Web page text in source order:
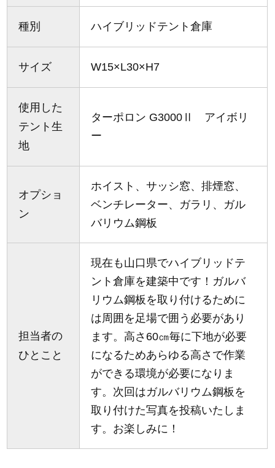
種別 ハイブリッドテント倉庫
サイズ W15×L30×H7
使用した
テント生
地
ターポロン G3000Ⅱ アイボリ
ー
オプショ
ン
ホイスト、サッシ窓、排煙窓、
ベンチレーター、ガラリ、ガル
バリウム鋼板
担当者の
ひとこと
現在も山口県でハイブリッドテ
ント倉庫を建築中です！ガルバ
リウム鋼板を取り付けるために
は周囲を足場で囲う必要があり
ます。高さ60㎝毎に下地が必要
になるためあらゆる高さで作業
ができる環境が必要になりま
す。次回はガルバリウム鋼板を
取り付けた写真を投稿いたしま
す。お楽しみに！